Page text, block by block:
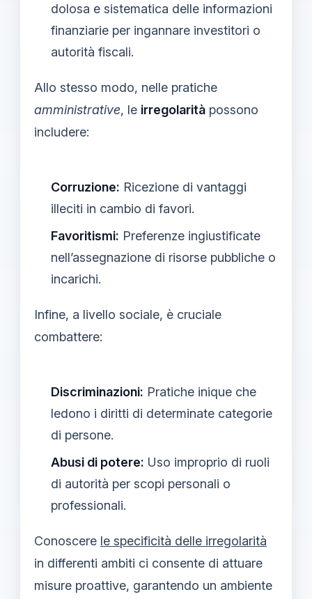
dolosa e sistematica delle informazioni
finanziarie per ingannare investitori o
autorità fiscali.
Allo stesso modo, nelle pratiche
amministrative, le irregolarità possono
includere:
Corruzione: Ricezione di vantaggi
illeciti in cambio di favori.
Favoritismi: Preferenze ingiustificate
nell’assegnazione di risorse pubbliche o
incarichi.
Infine, a livello sociale, è cruciale
combattere:
Discriminazioni: Pratiche inique che
ledono i diritti di determinate categorie
di persone.
Abusi di potere: Uso improprio di ruoli
di autorità per scopi personali o
professionali.
Conoscere le specificità delle irregolarità
in differenti ambiti ci consente di attuare
misure proattive, garantendo un ambiente